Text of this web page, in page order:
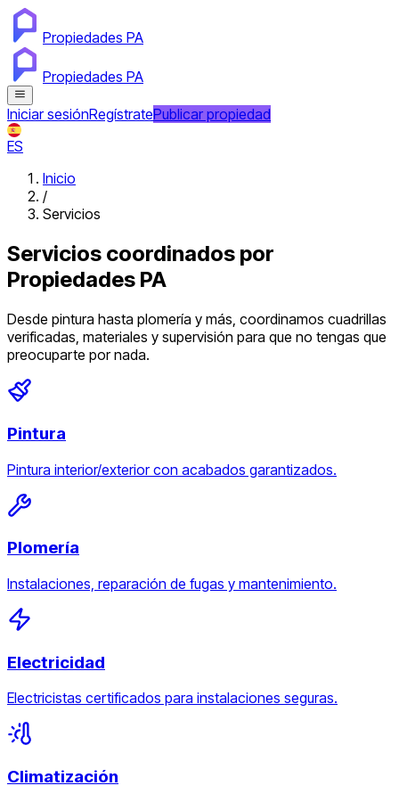
Propiedades PA
Propiedades PA
Iniciar sesiónRegístratePublicar propiedad
ES
Inicio
/
Servicios
Servicios coordinados por
Propiedades PA
Desde pintura hasta plomería y más, coordinamos cuadrillas
verificadas, materiales y supervisión para que no tengas que
preocuparte por nada.
Pintura
Pintura interior/exterior con acabados garantizados.
Plomería
Instalaciones, reparación de fugas y mantenimiento.
Electricidad
Electricistas certificados para instalaciones seguras.
Climatización